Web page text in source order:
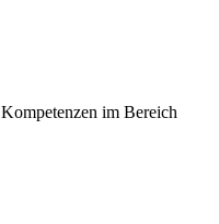
im Bereich